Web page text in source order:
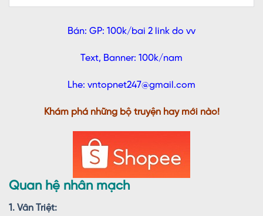
Bán: GP: 100k/bai 2 link do vv
Text, Banner: 100k/nam
Lhe: vntopnet247@gmail.com
Khám phá những bộ truyện hay mới nào!
Quan hệ nhân mạch
1. Vân Triệt: